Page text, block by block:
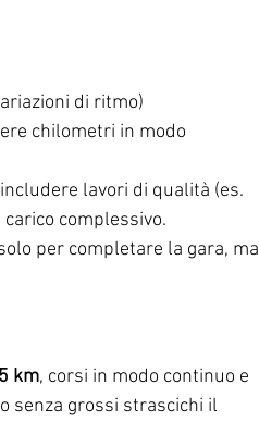
di ritmo)
chilometri in modo
lavori di qualità (es.
complessivo.
per completare la gara, ma
km, corsi in modo continuo e
senza grossi strascichi il